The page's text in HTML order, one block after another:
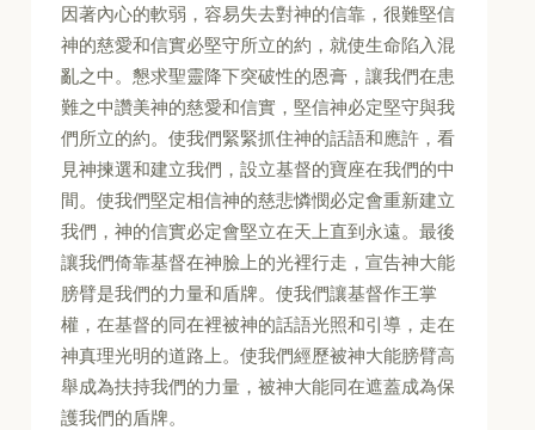
因著內心的軟弱，容易失去對神的信靠，很難堅信
神的慈愛和信實必堅守所立的約，就使生命陷入混
亂之中。懇求聖靈降下突破性的恩膏，讓我們在患
難之中讚美神的慈愛和信實，堅信神必定堅守與我
們所立的約。使我們緊緊抓住神的話語和應許，看
見神揀選和建立我們，設立基督的寶座在我們的中
間。使我們堅定相信神的慈悲憐憫必定會重新建立
我們，神的信實必定會堅立在天上直到永遠。最後
讓我們倚靠基督在神臉上的光裡行走，宣告神大能
膀臂是我們的力量和盾牌。使我們讓基督作王掌
權，在基督的同在裡被神的話語光照和引導，走在
神真理光明的道路上。使我們經歷被神大能膀臂高
舉成為扶持我們的力量，被神大能同在遮蓋成為保
護我們的盾牌。